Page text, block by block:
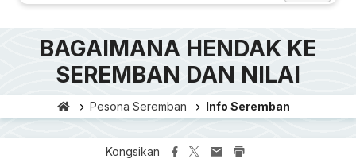
BAGAIMANA HENDAK KE
SEREMBAN DAN NILAI
Pesona Seremban Info Seremban
Kongsikan